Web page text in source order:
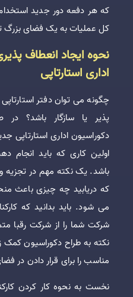
که هر دفعه دور جدید استخدام
کل عملیات به یک فضای بزرگ
نحوه ایجاد انعطاف
اداری استارتاپی
چگونه می توان دفتر
پذیر یا سازگار باشد؟
دکوراسیون اداری استارتاپی
اولین کاری که باید انجام
باشد. یک نکته مهم در
که دریابید چه چیزی باعث
می شود. باید بدانید که
شرکت شما را از شرکت رقبا
نکته به طراح دکوراسیون کمک
مناسب را برای قرار دادن در
نخست به نحوه کار کردن